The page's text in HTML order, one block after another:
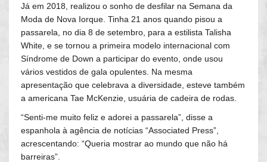
Já em 2018, realizou o sonho de desfilar na Semana da
Moda de Nova Iorque. Tinha 21 anos quando pisou a
passarela, no dia 8 de setembro, para a estilista Talisha
White, e se tornou a primeira modelo internacional com
Síndrome de Down a participar do evento, onde usou
vários vestidos de gala opulentes. Na mesma
apresentação que celebrava a diversidade, esteve também
a americana Tae McKenzie, usuária de cadeira de rodas.
“Senti-me muito feliz e adorei a passarela”, disse a
espanhola à agência de notícias “Associated Press”,
acrescentando: “Queria mostrar ao mundo que não há
barreiras”.